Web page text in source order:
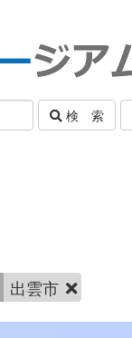
検 索
出雲市